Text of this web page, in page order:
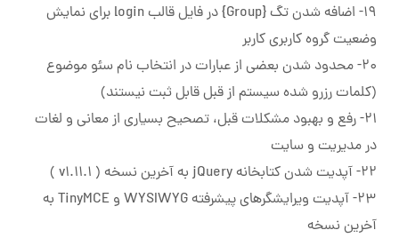
19- اضافه شدن تگ {Group} در فایل قالب login برای نمایش
وضعیت گروه کاربری کاربر
۲۰- محدود شدن بعضی از عبارات در انتخاب نام سئو موضوع
(کلمات رزرو شده سیستم از قبل قابل ثبت نیستند)
۲۱- رفع و بهبود مشکلات قبل، تصحیح بسیاری از معانی و لغات
در مدیریت و سایت
22- آپدیت شدن کتابخانه jQuery به آخرین نسخه ( v1.11.1 )
23- آپدیت ویرایشگرهای پیشرفته WYSIWYG و TinyMCE به
آخرین نسخه